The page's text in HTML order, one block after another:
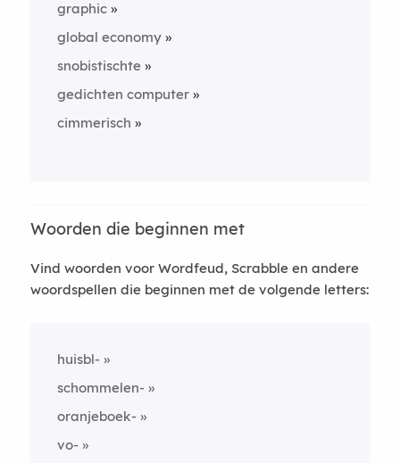
graphic
global economy
snobistischte
gedichten computer
cimmerisch
Woorden die beginnen met
Vind woorden voor Wordfeud, Scrabble en andere
woordspellen die beginnen met de volgende letters:
huisbl-
schommelen-
oranjeboek-
vo-